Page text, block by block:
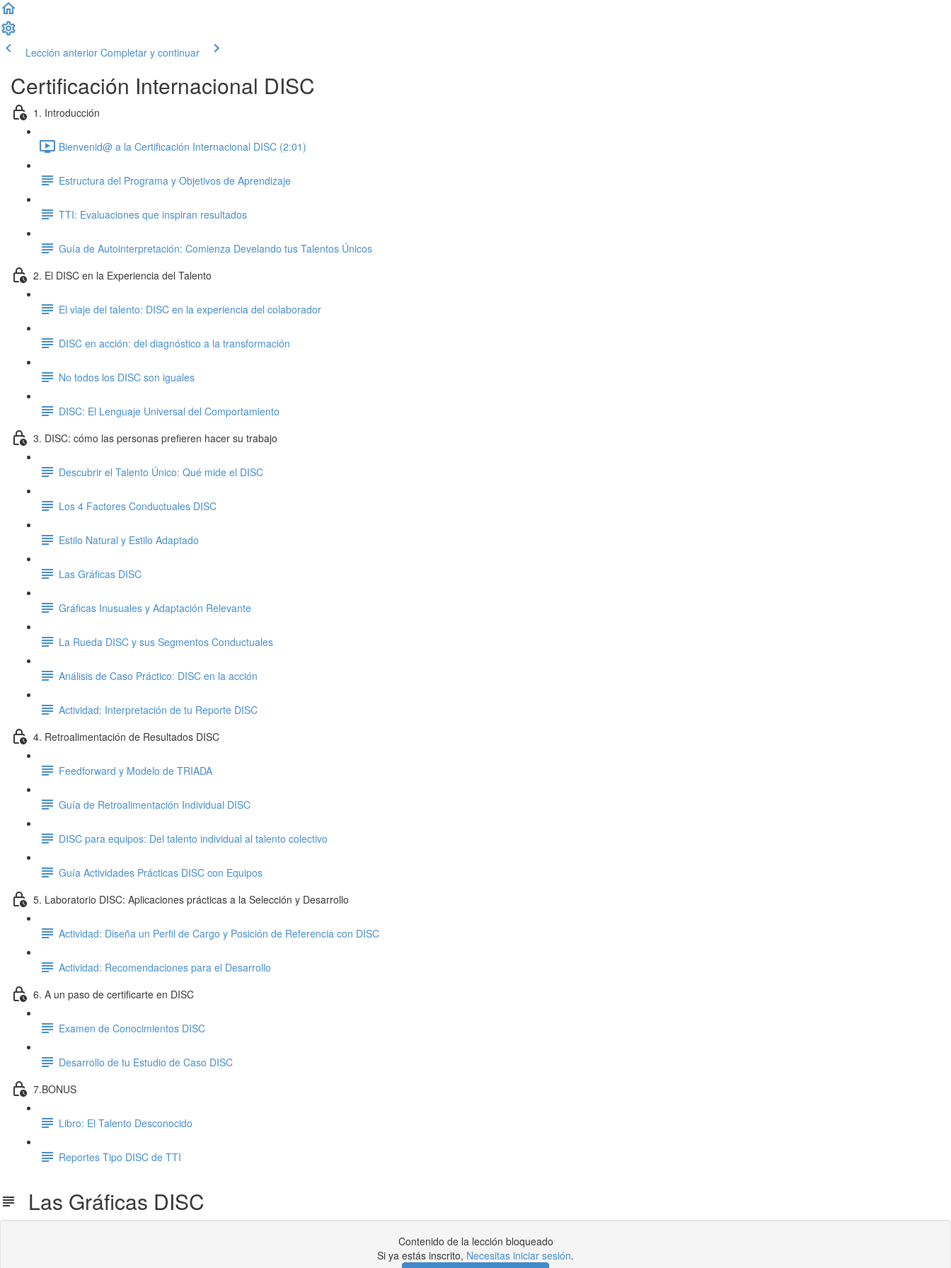
Lección anterior Completar y continuar
Certificación Internacional DISC
1. Introducción
Bienvenid@ a la Certificación Internacional DISC (2:01)
Estructura del Programa y Objetivos de Aprendizaje
TTI: Evaluaciones que inspiran resultados
Guía de Autointerpretación: Comienza Develando tus Talentos Únicos
2. El DISC en la Experiencia del Talento
El viaje del talento: DISC en la experiencia del colaborador
DISC en acción: del diagnóstico a la transformación
No todos los DISC son iguales
DISC: El Lenguaje Universal del Comportamiento
3. DISC: cómo las personas prefieren hacer su trabajo
Descubrir el Talento Único: Qué mide el DISC
Los 4 Factores Conductuales DISC
Estilo Natural y Estilo Adaptado
Las Gráficas DISC
Gráficas Inusuales y Adaptación Relevante
La Rueda DISC y sus Segmentos Conductuales
Análisis de Caso Práctico: DISC en la acción
Actividad: Interpretación de tu Reporte DISC
4. Retroalimentación de Resultados DISC
Feedforward y Modelo de TRIADA
Guía de Retroalimentación Individual DISC
DISC para equipos: Del talento individual al talento colectivo
Guía Actividades Prácticas DISC con Equipos
5. Laboratorio DISC: Aplicaciones prácticas a la Selección y Desarrollo
Actividad: Diseña un Perfil de Cargo y Posición de Referencia con DISC
Actividad: Recomendaciones para el Desarrollo
6. A un paso de certificarte en DISC
Examen de Conocimientos DISC
Desarrollo de tu Estudio de Caso DISC
7.BONUS
Libro: El Talento Desconocido
Reportes Tipo DISC de TTI
Las Gráficas DISC
Contenido de la lección bloqueado
Si ya estás inscrito, Necesitas iniciar sesión.